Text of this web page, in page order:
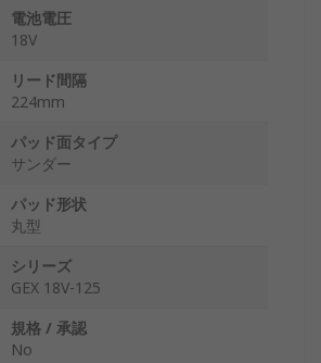
電池電圧
18V
リード間隔
224mm
パッド面タイプ
サンダー
パッド形状
丸型
シリーズ
GEX 18V-125
規格 / 承認
No